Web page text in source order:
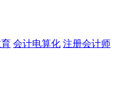
会计电算化 注册会计师